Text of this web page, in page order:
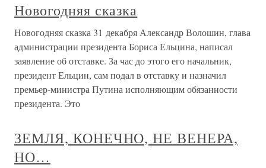
Новогодняя сказка
Новогодняя сказка 31 декабря Александр Волошин, глава
администрации президента Бориса Ельцина, написал
заявление об отставке. За час до этого его начальник,
президент Ельцин, сам подал в отставку и назначил
премьер-министра Путина исполняющим обязанности
президента. Это
ЗЕМЛЯ, КОНЕЧНО, НЕ ВЕНЕРА,
НО…